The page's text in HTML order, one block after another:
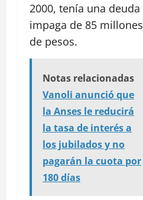
2000, tenía una deuda
impaga de 85 millones
de pesos.
Notas relacionadas
Vanoli anunció que
la Anses le reducirá
la tasa de interés a
los jubilados y no
pagarán la cuota por
180 días